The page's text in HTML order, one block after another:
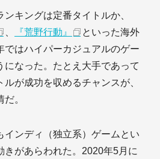
キングは定番タイトルか、
『荒野行動』
といった海外
ではハイパーカジュアルのゲー
になった。たとえ大手であって
が成功を収めるチャンスが、
。
インディ（独立系）ゲームとい
きがあらわれた。2020年5月に